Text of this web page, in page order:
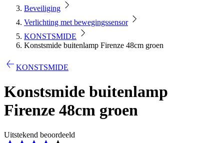
Beveiliging
Verlichting met bewegingssensor
KONSTSMIDE
Konstsmide buitenlamp Firenze 48cm groen
KONSTSMIDE
Konstsmide buitenlamp
Firenze 48cm groen
Uitstekend beoordeeld